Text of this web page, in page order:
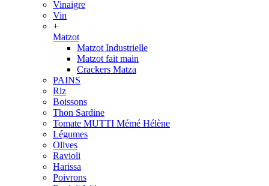
Vinaigre
Vin
+
Matzot
Matzot Industrielle
Matzot fait main
Crackers Matza
PAINS
Riz
Boissons
Thon Sardine
Tomate MUTTI Mémé Hélène
Légumes
Olives
Ravioli
Harissa
Poivrons